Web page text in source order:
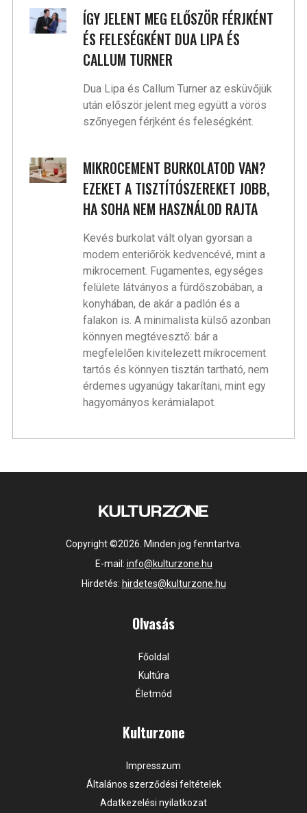
ÍGY JELENT MEG ELŐSZÖR FÉRJKÉNT
ÉS FELESÉGKÉNT DUA LIPA ÉS
CALLUM TURNER
Dua Lipa és Callum Turner az esküvőjük
után először jelent meg együtt a vörös
szőnyegen férjként és feleségként.
MIKROCEMENT BURKOLATOD VAN?
EZEKET A TISZTÍTÓSZEREKET JOBB,
HA SOHA NEM HASZNÁLOD RAJTA
Kevés burkolat vált olyan gyorsan a
modern enteriőrök kedvencévé, mint a
mikrocement. Fugamentes, egységes
felülete látványos a fürdőszobában, a
konyhában, de akár a padlón és a
falakon is. A minimalista külső azonban
könnyen megtévesztő: bár a
megfelelően kivitelezett mikrocement
tartós és könnyen tisztán tartható, nem
érdemes ugyanúgy takarítani, mint egy
hagyományos kerámialapot.
Copyright ©2026. Minden jog fenntartva.
E-mail: info@kulturzone.hu
Hirdetés: hirdetes@kulturzone.hu
Olvasás
Főoldal
Kultúra
Életmód
Kulturzone
Impresszum
Általános szerződési feltételek
Adatkezelési nyilatkozat